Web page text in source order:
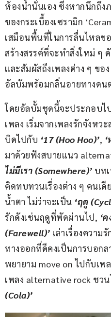
ห้องน้ำนั่นเอง ซึ่งหากนึกถึ
ของกระเบื้องเซรามิก
เสมือนพื้นที่ในการลื่นไหลข
สร้างสรรค์ที่จะทำสิ่งใหม่ ๆ
และสัมผัสถึงเพลงต่าง ๆ ขอ
อัลบัมพร้อมกลิ่นอายทางดน
โดยอัลบั้มชุดนี้จะประกอบไ
เพลง เริ่มจากเพลงรักจังห
บิดไปกับ ‘17 (Hoo Hoo)’,
มาด้วยฟังสบายแนว
ไม่มีเรา (Somewhere)’ บท
คิดทบทวนเรื่องต่าง ๆ คนเดี
น้ำตา ไม่ว่าจะเป็น ‘ฤดู
รักดังเช่นฤดูที่พัดผ่านไป, ‘
(Farewell)’ เล่าเรื่องควา
ทางออกที่ดีคงเป็นการบอก
พยายาม move on ไปกับเพ
เพลง alternative rock ชว
(Cola)’